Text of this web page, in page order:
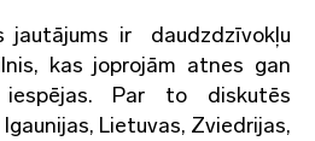
jautājums ir daudzdzīvokļu
kas joprojām atnes gan
iespējas. Par to diskutēs
Lietuvas, Zviedrijas,